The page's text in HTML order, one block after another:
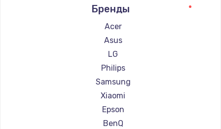
Ремонт проекторов Barco
Ремонт проекторов Xgimi
Ремонт проекторов Canon
Ремонт проекторов JVC
Ремонт проекторов Casio
Ремонт проекторов Hiper
Ремонт проекторов HITACHI
Ремонт проекторов Panasonic
Ремонт проекторов Hisense
Бренды
Acer
Asus
LG
Philips
Samsung
Xiaomi
Epson
BenQ